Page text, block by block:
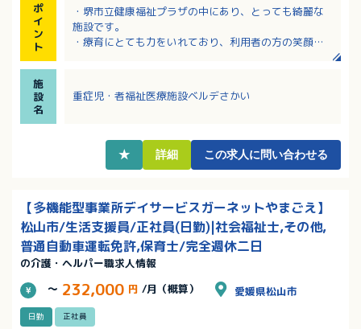
ポ
イ
ン
ト
・堺市立健康福祉プラザの中にあり、とっても綺麗な
施設です。
・療育にとても力をいれており、利用者の方の笑顔に
・夜勤は医師1名、看護師3名が常駐しているので安心
です。
・ノーリフティングケアを導入しており、「持ち上げ
施
設
名
重症児・者福祉医療施設ベルデさかい
★ 詳細 この求人に問い合わせる
【多機能型事業所デイサービスガーネットやまごえ】
松山市/生活支援員/正社員(日勤)|社会福祉士,その他,
普通自動車運転免許,保育士/完全週休二日
の介護・ヘルパー職求人情報
～ 232,000 円 /月（概算） 愛媛県松山市
日勤 正社員